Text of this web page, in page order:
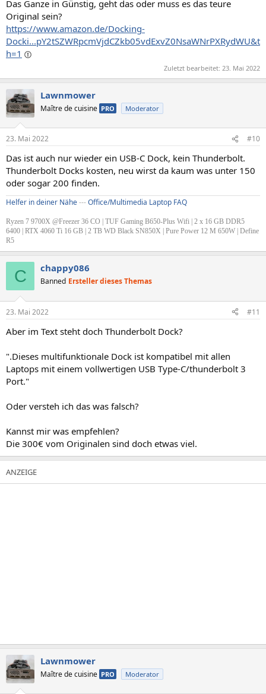
Das Ganze in Günstig, geht das oder muss es das teure
Original sein?
https://www.amazon.de/Docking-
Docki...pY2tSZWRpcmVjdCZkb05vdExvZ0NsaWNrPXRydWU&t
h=1
Zuletzt bearbeitet: 23. Mai 2022
Lawnmower
Maître de cuisine PRO Moderator
23. Mai 2022 #10
Das ist auch nur wieder ein USB-C Dock, kein Thunderbolt.
Thunderbolt Docks kosten, neu wirst da kaum was unter 150
oder sogar 200 finden.
Helfer in deiner Nähe---Office/Multimedia Laptop FAQ
Ryzen 7 9700X @Freezer 36 CO | TUF Gaming B650-Plus Wifi | 2 x 16 GB DDR5
6400 | RTX 4060 Ti 16 GB | 2 TB WD Black SN850X | Pure Power 12 M 650W | Define
R5
C chappy086
Banned Ersteller dieses Themas
23. Mai 2022 #11
Aber im Text steht doch Thunderbolt Dock?
".Dieses multifunktionale Dock ist kompatibel mit allen
Laptops mit einem vollwertigen USB Type-C/thunderbolt 3
Port."
Oder versteh ich das was falsch?
Kannst mir was empfehlen?
Die 300€ vom Originalen sind doch etwas viel.
Lawnmower
Maître de cuisine PRO Moderator